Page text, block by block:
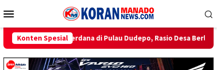
ke
Mobile
Konten Spesial
Pulau Dudepo, Rasio Desa Berlistrik Provinsi Gorontalo Capai